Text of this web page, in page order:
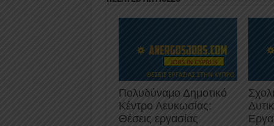
k
Πολυδύναμο Δημοτικό
Κέντρο Λευκωσίας:
Θέσεις εργασίας